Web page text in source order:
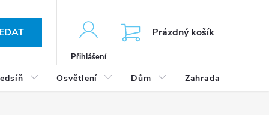
Přihlášení
Prázdný košík
Osvětlení Dům Zahrada